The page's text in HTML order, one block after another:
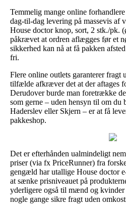
Temmelig mange online
dag-til-dag levering på massevis af
House doctor knop, sort, 2 stk./pk.
påkrævet at ordren aflægges før et
sikkerhed kan nå at få pakken
fri.
Flere online outlets garanterer fragt
tilfælde afkræver det at der aftages
Derudover burde man foretrække
som gerne – uden hensyn til om
Haderslev eller Skjern – er at få
pakkeshop.
Det er efterhånden ualmindeligt
priser (via fx PriceRunner) fra
gengæld har utallige House doctor
at sænke prisniveauet på
yderligere også til mænd og kvinder
nogle gange sikre fragt uden